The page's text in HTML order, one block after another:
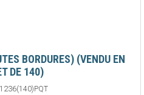
BORDURES) (VENDU EN
DE 140)